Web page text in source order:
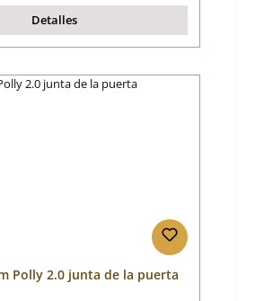
Detalles
Polly 2.0 junta de la puerta